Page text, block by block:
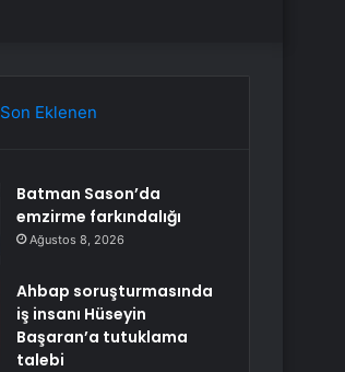
Son Eklenen
Batman Sason’da
emzirme farkındalığı
Ağustos 8, 2026
Ahbap soruşturmasında
iş insanı Hüseyin
Başaran’a tutuklama
talebi